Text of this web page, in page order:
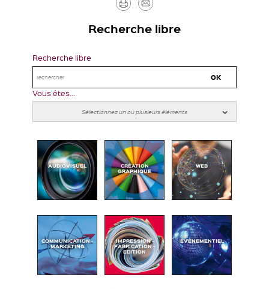
Imprimer
Recherche libre
Recherche libre
Vous êtes...
AUDIOVISUEL CRÉATION
GRAPHIQUE
WEB
COMMUNICATION -
MARKETING
IMPRESSION -
FABRICATION -
EDITION
ÉVÉNEMENTIEL